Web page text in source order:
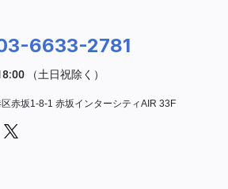
6633-2781
赤坂1-8-1 赤坂インターシティAIR 33F